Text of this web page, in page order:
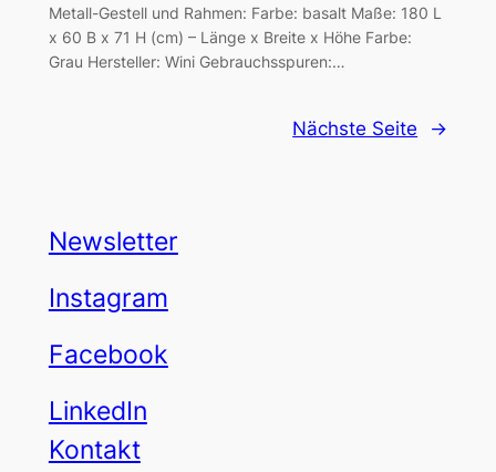
Metall-Gestell und Rahmen: Farbe: basalt Maße: 180 L
x 60 B x 71 H (cm) – Länge x Breite x Höhe Farbe:
Grau Hersteller: Wini Gebrauchsspuren:…
Nächste Seite →
Newsletter
Instagram
Facebook
LinkedIn
Kontakt